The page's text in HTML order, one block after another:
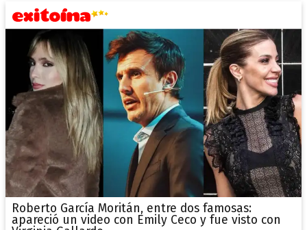
Roberto García Moritán, entre dos famosas:
apareció un video con Emily Ceco y fue visto con